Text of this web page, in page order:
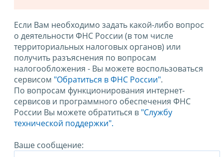
Если Вам необходимо задать какой-либо вопрос
о деятельности ФНС России (в том числе
территориальных налоговых органов) или
получить разъяснения по вопросам
налогообложения - Вы можете воспользоваться
сервисом "Обратиться в ФНС России".
По вопросам функционирования интернет-
сервисов и программного обеспечения ФНС
России Вы можете обратиться в "Службу
технической поддержки".
Ваше сообщение: